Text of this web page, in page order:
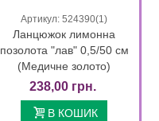
Артикул: 524390(1)
Ланцюжок лимонна
позолота "лав" 0,5/50 см
(Медичне золото)
238,00 грн.
В КОШИК